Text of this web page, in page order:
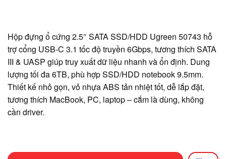
Hộp đựng ổ cứng 2.5″ SATA SSD/HDD Ugreen 50743 hỗ
trợ cổng USB-C 3.1 tốc độ truyền 6Gbps, tương thích SATA
III & UASP giúp truy xuất dữ liệu nhanh và ổn định. Dung
lượng tối đa 6TB, phù hợp SSD/HDD notebook 9.5mm.
Thiết kế nhỏ gọn, vỏ nhựa ABS tản nhiệt tốt, dễ lắp đặt,
tương thích MacBook, PC, laptop – cắm là dùng, không
cần driver.